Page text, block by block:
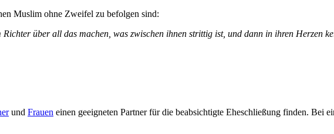
Muslim ohne Zweifel zu befolgen sind:
über all das machen, was zwischen ihnen strittig ist, und dann in ihren Herzen
und Frauen einen geeigneten Partner für die beabsichtigte Eheschließung finden. Bei